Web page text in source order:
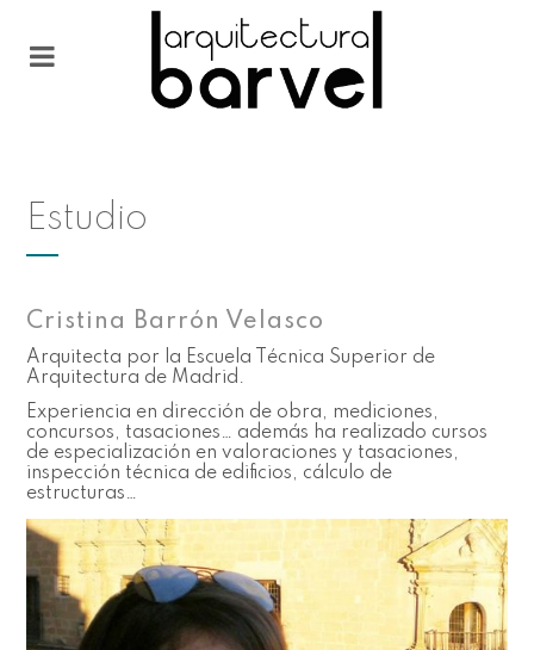
Estudio
Cristina Barrón Velasco
Arquitecta por la Escuela Técnica Superior de
Arquitectura de Madrid.
Experiencia en dirección de obra, mediciones,
concursos, tasaciones… además ha realizado cursos
de especialización en valoraciones y tasaciones,
inspección técnica de edificios, cálculo de
estructuras…